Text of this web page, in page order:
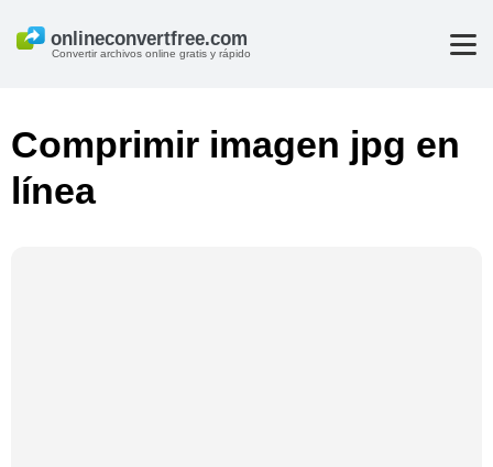
Convertir archivos online gratis y rápido
Comprimir imagen jpg en
línea